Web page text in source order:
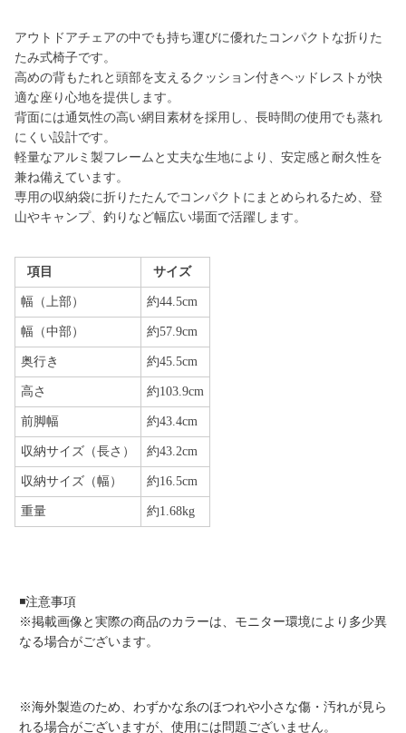
アウトドアチェアの中でも持ち運びに優れたコンパクトな折りた
たみ式椅子です。
高めの背もたれと頭部を支えるクッション付きヘッドレストが快
適な座り心地を提供します。
背面には通気性の高い網目素材を採用し、長時間の使用でも蒸れ
にくい設計です。
軽量なアルミ製フレームと丈夫な生地により、安定感と耐久性を
兼ね備えています。
専用の収納袋に折りたたんでコンパクトにまとめられるため、登
山やキャンプ、釣りなど幅広い場面で活躍します。
項目 サイズ
幅（上部） 約44.5cm
幅（中部） 約57.9cm
奥行き 約45.5cm
高さ 約103.9cm
前脚幅 約43.4cm
収納サイズ（長さ） 約43.2cm
収納サイズ（幅） 約16.5cm
重量 約1.68kg
◾️注意事項
※掲載画像と実際の商品のカラーは、モニター環境により多少異
なる場合がございます。
※海外製造のため、わずかな糸のほつれや小さな傷・汚れが見ら
れる場合がございますが、使用には問題ございません。